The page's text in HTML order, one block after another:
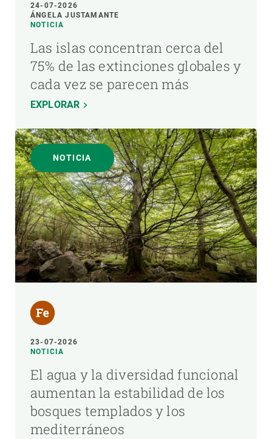
24-07-2026
ÁNGELA JUSTAMANTE
NOTICIA
Las islas concentran cerca del
75% de las extinciones globales y
cada vez se parecen más
EXPLORAR
NOTICIA
23-07-2026
NOTICIA
El agua y la diversidad funcional
aumentan la estabilidad de los
bosques templados y los
mediterráneos